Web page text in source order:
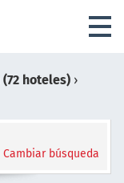
(72 hoteles) ›
Cambiar búsqueda